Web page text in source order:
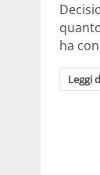
ha
Leggi